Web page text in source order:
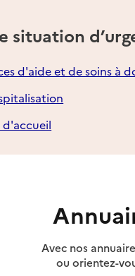
situation
d'aide et de soins à
d'accueil
Avec nos
ou orientez-